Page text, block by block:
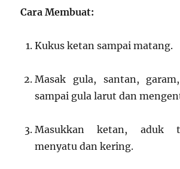
Cara Membuat:
Kukus ketan sampai matang.
Masak gula, santan,
sampai gula larut dan
Masukkan ketan, aduk
menyatu dan kering.